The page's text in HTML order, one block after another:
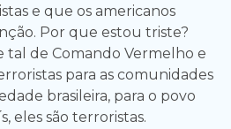
e que os americanos
Por que estou triste?
tal de Comando Vermelho e
para as comunidades
brasileira, para o povo
eles são terroristas.